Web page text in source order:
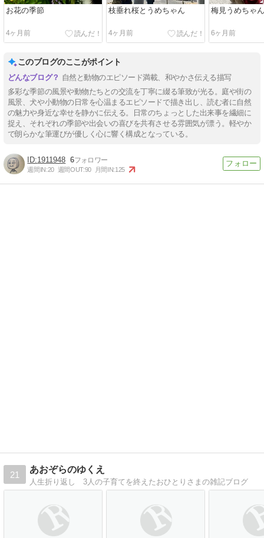
お花の季節
4ヶ月前
枝垂れ桜とうめちゃん
4ヶ月前
梅見うめちゃん
6ヶ月前
このブログのここがポイント
自然と動物のエピソード満載、和やかさ伝える描写
多彩な季節の風景や動物たちとの交流を丁寧に綴る筆致が光る。庭や街の
風景、犬や小動物の日常を心温まるエピソードで描き出し、読む者に自然
の魅力や身近な幸せを静かに伝える。日常のちょっとした出来事を繊細に
捉え、それぞれの季節や出会いの喜びを共有させる雰囲気が漂う。軽やか
で朗らかな筆運びが優しく心に響く構成となっている。
1911948 6
週間IN:20 週間OUT:90 月間IN:125
21
あおぞらのゆくえ
人生折り返し 3人の子育てを終えたおひとりさまの雑記ブログ